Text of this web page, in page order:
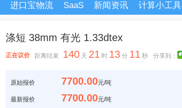
进口宝物流 SaaS 新闻资讯 计算小工具
涤短 38mm 有光 1.33dtex
分享到：
正在议价 距离结束 140 天 21 时 13 分 11 秒
原始报价 7700.00元/吨
最新报价 7700.00元/吨